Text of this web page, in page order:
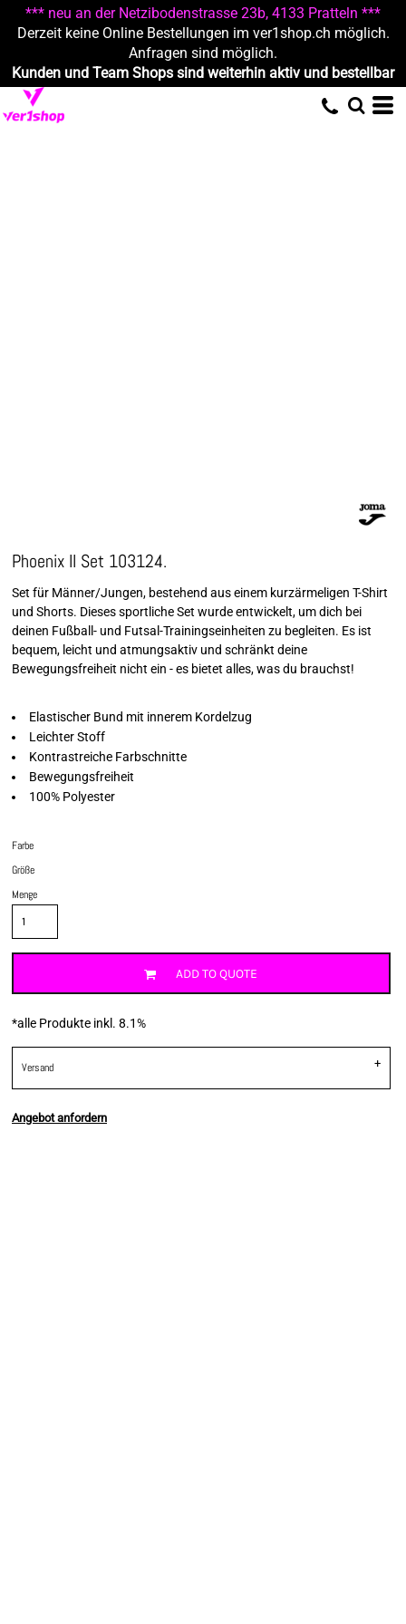
*** neu an der Netzibodenstrasse 23b, 4133 Pratteln ***
Derzeit keine Online Bestellungen im ver1shop.ch möglich.
Anfragen sind möglich.
Kunden und Team Shops sind weiterhin aktiv und bestellbar
Phoenix II Set 103124.
Set für Männer/Jungen, bestehend aus einem kurzärmeligen T-Shirt
und Shorts. Dieses sportliche Set wurde entwickelt, um dich bei
deinen Fußball- und Futsal-Trainingseinheiten zu begleiten. Es ist
bequem, leicht und atmungsaktiv und schränkt deine
Bewegungsfreiheit nicht ein - es bietet alles, was du brauchst!
Elastischer Bund mit innerem Kordelzug
Leichter Stoff
Kontrastreiche Farbschnitte
Bewegungsfreiheit
100% Polyester
Farbe
Größe
Menge
ADD TO QUOTE
*alle Produkte inkl. 8.1%
Versand
Angebot anfordern